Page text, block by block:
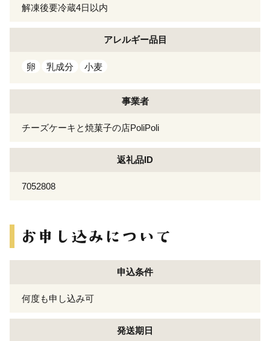
解凍後要冷蔵4日以内
アレルギー品目
卵 乳成分 小麦
事業者
チーズケーキと焼菓子の店PoliPoli
返礼品ID
7052808
申込条件
何度も申し込み可
発送期日